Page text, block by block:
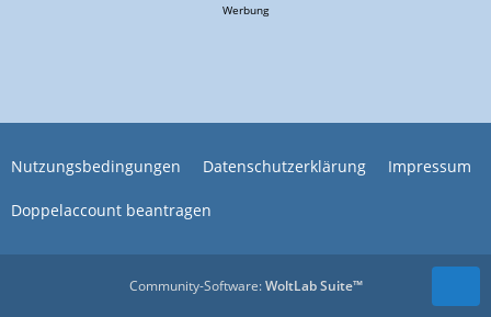
Werbung
Nutzungsbedingungen Datenschutzerklärung Impressum
Doppelaccount beantragen
Community-Software:WoltLab Suite™